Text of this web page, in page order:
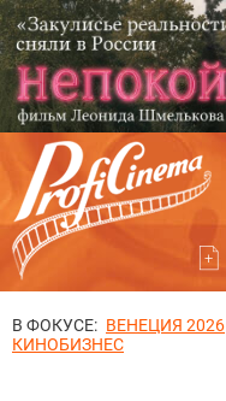
В ФОКУСЕ: ВЕНЕЦИЯ 2026
КИНОБИЗНЕС